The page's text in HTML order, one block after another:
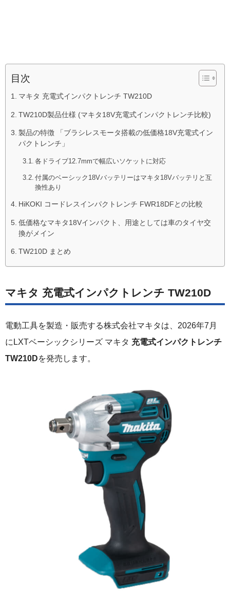
目次
マキタ 充電式インパクトレンチ TW210D
TW210D製品仕様 (マキタ18V充電式インパクトレンチ比較)
製品の特徴 「ブラシレスモータ搭載の低価格18V充電式イン
パクトレンチ」
各ドライブ12.7mmで幅広いソケットに対応
付属のベーシック18Vバッテリーはマキタ18Vバッテリと互
換性あり
HiKOKI コードレスインパクトレンチ FWR18DFとの比較
低価格なマキタ18Vインパクト、用途としては車のタイヤ交
換がメイン
TW210D まとめ
マキタ 充電式インパクトレンチ TW210D
電動工具を製造・販売する株式会社マキタは、2026年7月
にLXTベーシックシリーズ マキタ 充電式インパクトレンチ
TW210Dを発売します。